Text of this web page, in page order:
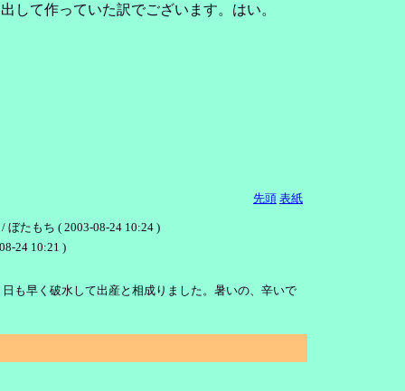
して作っていた訳でございます。はい。
先頭 表紙
たもち ( 2003-08-24 10:24 )
24 10:21 )
も早く破水して出産と相成りました。暑いの、辛いで